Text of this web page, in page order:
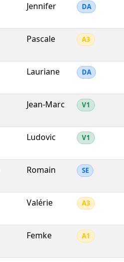
Jennifer DA
Pascale A3
Lauriane DA
Jean-Marc V1
Ludovic V1
Romain SE
Valérie A3
Femke A1